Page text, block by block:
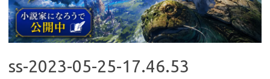
ss-2023-05-25-17.46.53